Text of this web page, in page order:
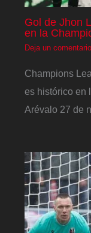
Gol de Jhon
en la
Deja un comentario
Champions
es histórico en
Arévalo 27 de